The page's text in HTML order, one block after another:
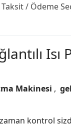
Taksit / Ödeme
Makinesi ,
kontrol